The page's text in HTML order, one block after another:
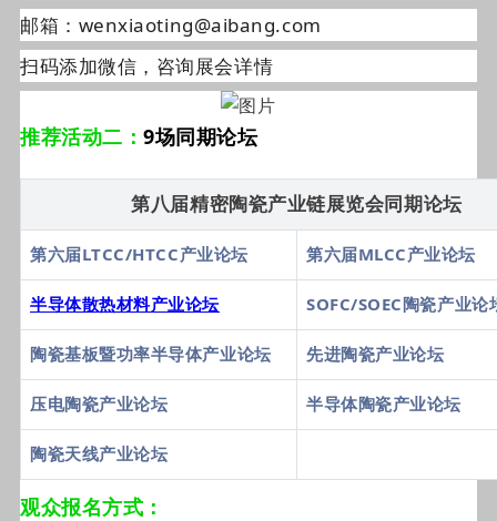
邮箱：wenxiaoting@aibang.com
扫码添加微信，咨询展会详情
推荐活动二：9场同期论坛
第八届精密陶瓷产业链展览会同期论坛
第六届LTCC/HTCC产业论坛 第六届MLCC产业论坛
半导体散热材料产业论坛 SOFC/SOEC陶瓷产业论
陶瓷基板暨功率半导体产业论坛 先进陶瓷产业论坛
压电陶瓷产业论坛 半导体陶瓷产业论坛
陶瓷天线产业论坛
观众报名方式：